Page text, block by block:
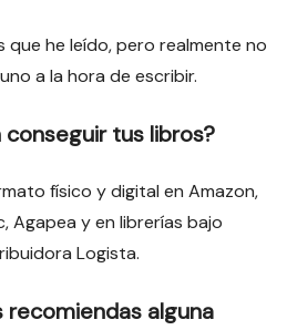
que he leído, pero realmente no
a la hora de escribir.
tus libros?
físico y digital en Amazon,
Agapea y en librerías bajo
Logista.
recomiendas alguna